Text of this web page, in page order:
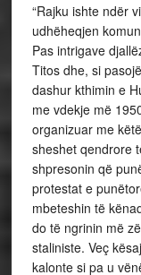
“Rajku ishte ndër
udhëheqjen
Pas intrigave
Titos dhe, si
dashur kthimin e
me vdekje më
organizuar me
sheshet qendrore
shpresonin që
protestat e
mbeteshin të
do të ngrinin më
staliniste. Veç
kalonte si pa u